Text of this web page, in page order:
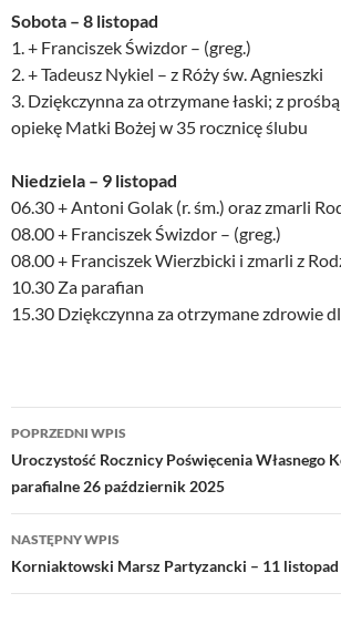
Sobota – 8 listopad
1. + Franciszek Świzdor – (greg.)
2. + Tadeusz Nykiel – z Róży św. Agnieszki
3. Dziękczynna za otrzymane łaski; z prośbą
opiekę Matki Bożej w 35 rocznicę ślubu
Niedziela – 9 listopad
06.30 + Antoni Golak (r. śm.) oraz zmarli
08.00 + Franciszek Świzdor – (greg.)
08.00 + Franciszek Wierzbicki i zmarli z
10.30 Za parafian
15.30 Dziękczynna za otrzymane zdrowie
Nawigacja
wpisu
POPRZEDNI WPIS
Uroczystość Rocznicy Poświęcenia Własnego
parafialne 26 październik 2025
NASTĘPNY WPIS
Korniaktowski Marsz Partyzancki – 11